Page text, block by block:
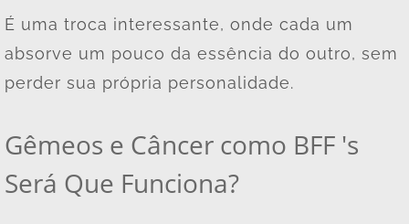
É uma troca interessante, onde cada um
absorve um pouco da essência do outro, sem
perder sua própria personalidade.
Gêmeos e Câncer como BFF 's
Será Que Funciona?